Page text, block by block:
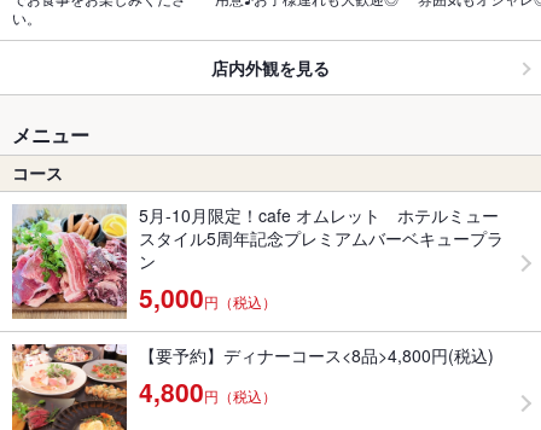
い。
店内外観を見る
メニュー
コース
5月-10月限定！cafe オムレット ホテルミュー
スタイル5周年記念プレミアムバーベキュープラ
ン
5,000円（税込）
【要予約】ディナーコース<8品>4,800円(税込)
4,800円（税込）